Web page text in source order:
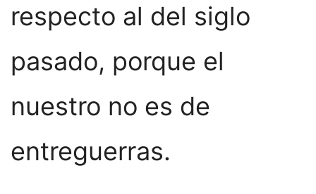
respecto al del siglo
pasado, porque el
nuestro no es de
entreguerras.